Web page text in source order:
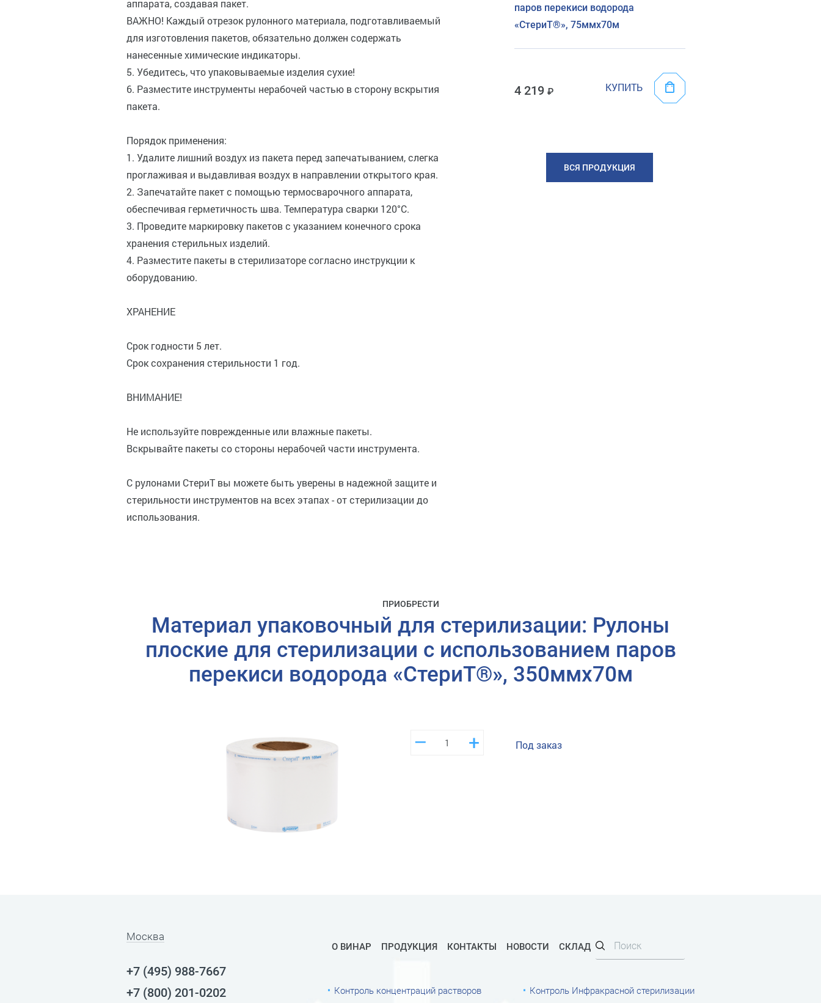
аппарата, создавая пакет.
ВАЖНО! Каждый отрезок рулонного материала, подготавливаемый
для изготовления пакетов, обязательно должен содержать
нанесенные химические индикаторы.
5. Убедитесь, что упаковываемые изделия сухие!
6. Разместите инструменты нерабочей частью в сторону вскрытия
пакета.
Порядок применения:
1. Удалите лишний воздух из пакета перед запечатыванием, слегка
проглаживая и выдавливая воздух в направлении открытого края.
2. Запечатайте пакет с помощью термосварочного аппарата,
обеспечивая герметичность шва. Температура сварки 120°C.
3. Проведите маркировку пакетов с указанием конечного срока
хранения стерильных изделий.
4. Разместите пакеты в стерилизаторе согласно инструкции к
оборудованию.
ХРАНЕНИЕ
Срок годности 5 лет.
Срок сохранения стерильности 1 год.
ВНИМАНИЕ!
Не используйте поврежденные или влажные пакеты.
Вскрывайте пакеты со стороны нерабочей части инструмента.
С рулонами СтериТ вы можете быть уверены в надежной защите и
стерильности инструментов на всех этапах - от стерилизации до
использования.
паров перекиси водорода
«СтериТ®», 75ммх70м
4 219 КУПИТЬ
ВСЯ ПРОДУКЦИЯ
ПРИОБРЕСТИ
Материал упаковочный для стерилизации: Рулоны
плоские для стерилизации с использованием паров
перекиси водорода «СтериТ®», 350ммх70м
+
– Под заказ
Москва
+7 (495) 988-7667
+7 (800) 201-0202
О ВИНАР ПРОДУКЦИЯ КОНТАКТЫ НОВОСТИ СКЛАД
Контроль концентраций растворов Контроль Инфракрасной стерилизации